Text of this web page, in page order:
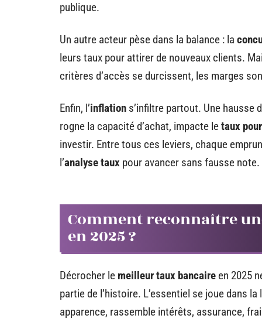
publique.
Un autre acteur pèse dans la balance : la
leurs taux pour attirer de nouveaux clients.
critères d’accès se durcissent, les marges
Enfin, l’inflation s’infiltre partout. Une hausse
rogne la capacité d’achat, impacte letaux
investir. Entre tous ces leviers, chaque
l’analyse taux pour avancer sans fausse note.
Comment reconnaître
en 2025 ?
Décrocher le meilleur taux bancaire en 2025
partie de l’histoire. L’essentiel se joue dans
apparence, rassemble intérêts, assurance,